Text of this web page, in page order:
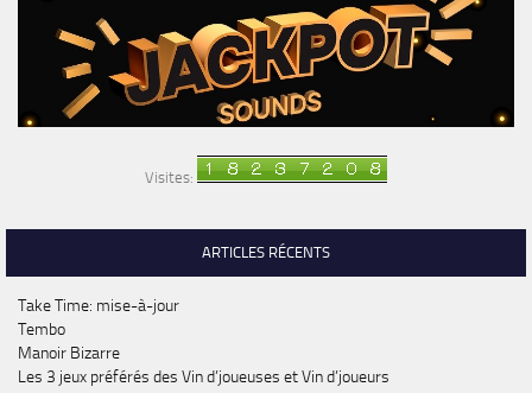
Visites:
ARTICLES RÉCENTS
Take Time: mise-à-jour
Tembo
Manoir Bizarre
Les 3 jeux préférés des Vin d’joueuses et Vin d’joueurs